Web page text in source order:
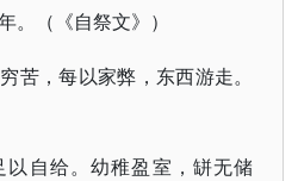
。（《自祭文》）
苦，每以家弊，东西游走。
自给。幼稚盈室，缾无储